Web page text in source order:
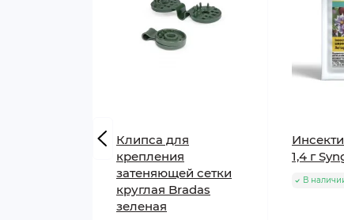
Клипса для
крепления
затеняющей сетки
круглая Bradas
зеленая
1,4 г
В